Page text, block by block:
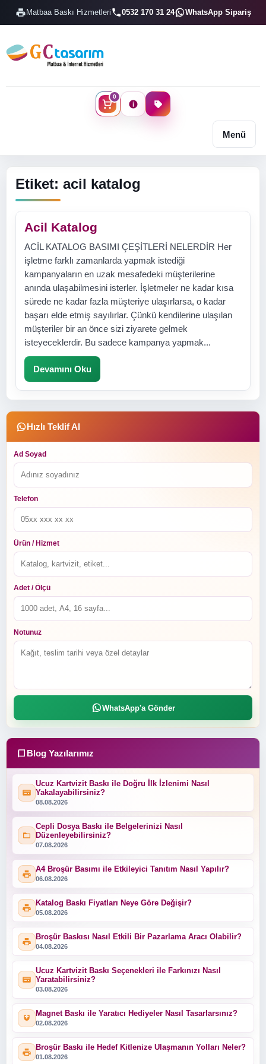
Matbaa Baskı Hizmetleri 0532 170 31 24 WhatsApp Sipariş
0
Menü
Blog Yazılarımız
Ucuz Kartvizit Baskı ile Doğru İlk İzlenimi Nasıl
Yakalayabilirsiniz?
08.08.2026
Cepli Dosya Baskı ile Belgelerinizi Nasıl
Düzenleyebilirsiniz?
07.08.2026
A4 Broşür Basımı ile Etkileyici Tanıtım Nasıl Yapılır?
06.08.2026
Katalog Baskı Fiyatları Neye Göre Değişir?
05.08.2026
Broşür Baskısı Nasıl Etkili Bir Pazarlama Aracı Olabilir?
04.08.2026
Ucuz Kartvizit Baskı Seçenekleri ile Farkınızı Nasıl
Yaratabilirsiniz?
03.08.2026
Magnet Baskı ile Yaratıcı Hediyeler Nasıl Tasarlarsınız?
02.08.2026
Broşür Baskı ile Hedef Kitlenize Ulaşmanın Yolları Neler?
01.08.2026
Hızlı Teklif Al
Ad Soyad
Telefon
Ürün / Hizmet
Adet / Ölçü
Notunuz
WhatsApp'a Gönder
Etiket: acil katalog
Acil Katalog
ACİL KATALOG BASIMI ÇEŞİTLERİ NELERDİR Her
işletme farklı zamanlarda yapmak istediği
kampanyaların en uzak mesafedeki müşterilerine
anında ulaşabilmesini isterler. İşletmeler ne kadar kısa
sürede ne kadar fazla müşteriye ulaşırlarsa, o kadar
başarı elde etmiş sayılırlar. Çünkü kendilerine ulaşılan
müşteriler bir an önce sizi ziyarete gelmek
isteyeceklerdir. Bu sadece kampanya yapmak...
Devamını Oku